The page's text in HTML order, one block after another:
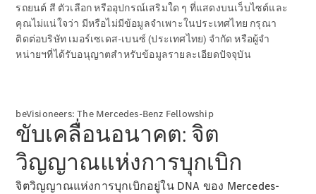
ออกแบบ
รถยนต์
ทดลองขับ
คาบริโอเลต/โรดสเตอร์
รถยนต์ สี ตัวเลือก หรืออุปกรณ์เสริมใด ๆ ที่แสดงบนเว็บไซต์และ
คุณไม่แน่ใจว่า มีหรือไม่มีข้อมูลจำเพาะในประเทศไทย กรุณา
ติดต่อบริษัท เมอร์เซเดส-เบนซ์ (ประเทศไทย) จำกัด หรือผู้จำ
หน่ายฯที่ได้รับอนุญาตสำหรับข้อมูลรายละเอียดปัจจุบัน
beVisioneers: The Mercedes-Benz Fellowship
ขับเคลื่อนอนาคต: จิต
วิญญาณแห่งการบุกเบิก
จิตวิญญาณแห่งการบุกเบิกอยู่ใน DNA ของ Mercedes-